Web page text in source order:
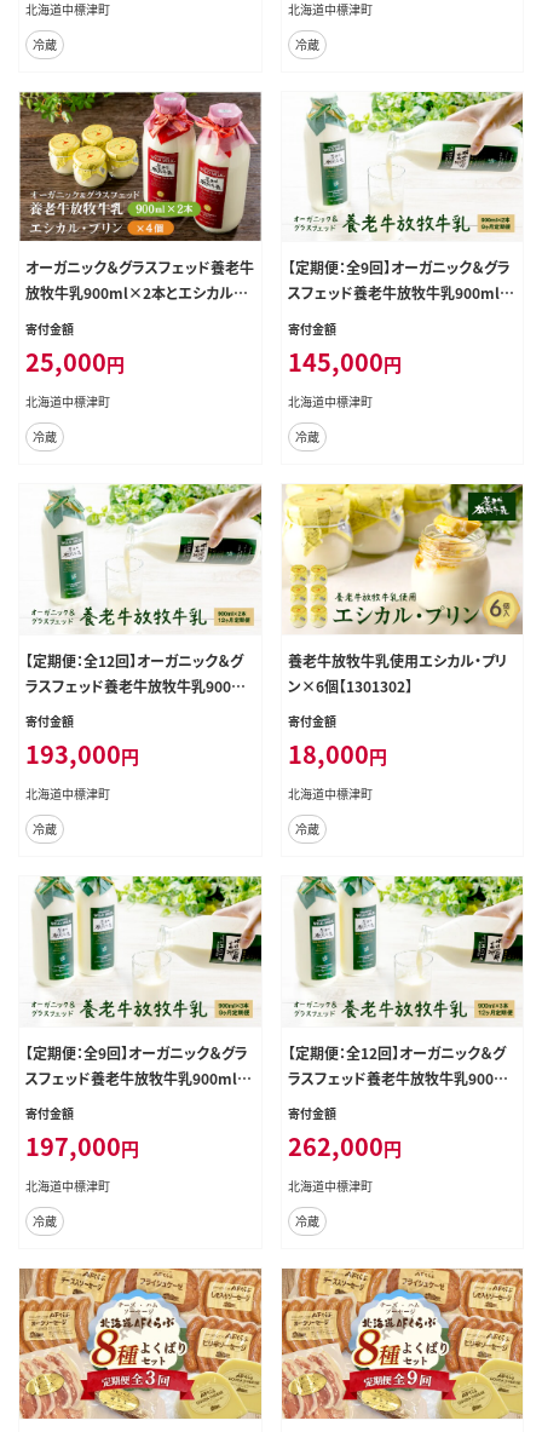
北海道中標津町
冷蔵
北海道中標津町
冷蔵
オーガニック＆グラスフェッド養老牛
放牧牛乳900ml×2本とエシカル・プ
リン×4個セット【1301202】
寄付金額
25,000円
北海道中標津町
冷蔵
【定期便：全9回】オーガニック＆グラ
スフェッド養老牛放牧牛乳900ml×
2本【1301402】
寄付金額
145,000円
北海道中標津町
冷蔵
【定期便：全12回】オーガニック＆グ
ラスフェッド養老牛放牧牛乳900ml
×2本【1301502】
寄付金額
193,000円
北海道中標津町
冷蔵
養老牛放牧牛乳使用エシカル・プリ
ン×6個【1301302】
寄付金額
18,000円
北海道中標津町
冷蔵
【定期便：全9回】オーガニック＆グラ
スフェッド養老牛放牧牛乳900ml×
3本【1301602】
寄付金額
197,000円
北海道中標津町
冷蔵
【定期便：全12回】オーガニック＆グ
ラスフェッド養老牛放牧牛乳900ml
×3本【1301702】
寄付金額
262,000円
北海道中標津町
冷蔵